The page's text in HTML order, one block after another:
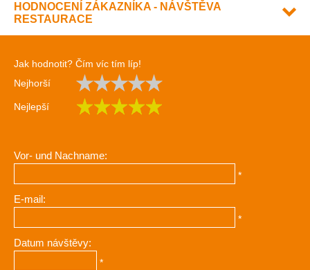
HODNOCENÍ ZÁKAZNÍKA - NÁVŠTĚVA
RESTAURACE
Jak hodnotit? Čím víc tím líp!
Nejhorší
Nejlepší
Vor- und Nachname:
*
E-mail:
*
Datum návštěvy:
*